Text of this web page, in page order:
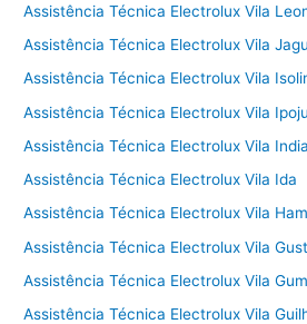
Assistência Técnica Electrolux Vila
Assistência Técnica Electrolux Vila
Assistência Técnica Electrolux Vila
Assistência Técnica Electrolux Vila
Assistência Técnica Electrolux Vila
Assistência Técnica Electrolux Vila Ida
Assistência Técnica Electrolux Vila
Assistência Técnica Electrolux Vila
Assistência Técnica Electrolux Vila
Assistência Técnica Electrolux Vila